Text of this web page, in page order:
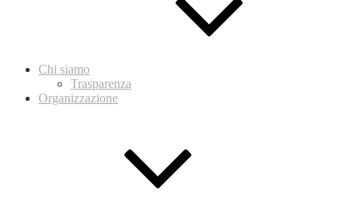
Chi siamo
Trasparenza
Organizzazione